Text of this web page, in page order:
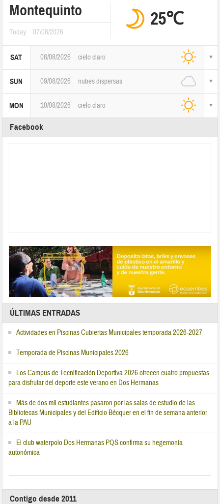
Montequinto
Today 07/08/2026
25℃
SAT 08/08/2026 cielo claro
SUN 09/08/2026 nubes dispersas
MON 10/08/2026 cielo claro
Facebook
ÚLTIMAS ENTRADAS
Actividades en Piscinas Cubiertas Municipales temporada 2026-2027
Temporada de Piscinas Municipales 2026
Los Campus de Tecnificación Deportiva 2026 ofrecen cuatro propuestas
para disfrutar del deporte este verano en Dos Hermanas
Más de dos mil estudiantes pasaron por las salas de estudio de las
Bibliotecas Municipales y del Edificio Bécquer en el fin de semana anterior
a la PAU
El club waterpolo Dos Hermanas PQS confirma su hegemonía
autonómica
Contigo desde 2011